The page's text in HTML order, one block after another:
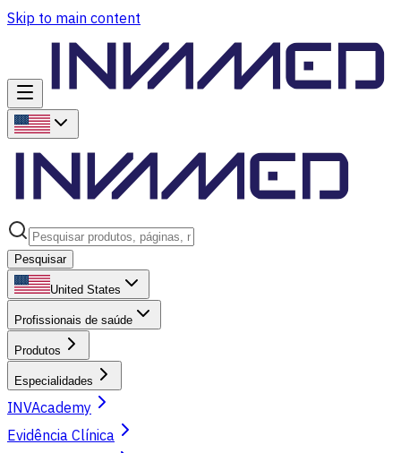
Skip to main content
Pesquisar
United States
Profissionais de saúde
Produtos
Especialidades
INVAcademy
Evidência Clínica